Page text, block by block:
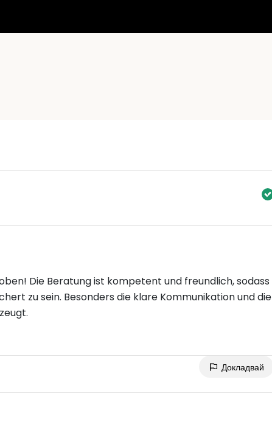
Die Beratung ist kompetent und freundlich, sodass
zu sein. Besonders die klare Kommunikation und die
Докладвай